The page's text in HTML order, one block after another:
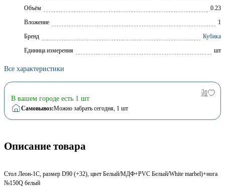
Объём
0.23
Вложение
1
Брeнд
Кубика
Единица измерения
шт
Все характеристики
В вашем городе есть 1 шт
Самовывоз:Можно забрать сегодня, 1 шт
Описание товара
Стол Леон-1С, размер D90 (+32), цвет Белый/МДФ+PVC Белый/White marbel)+нога
№150Q белый